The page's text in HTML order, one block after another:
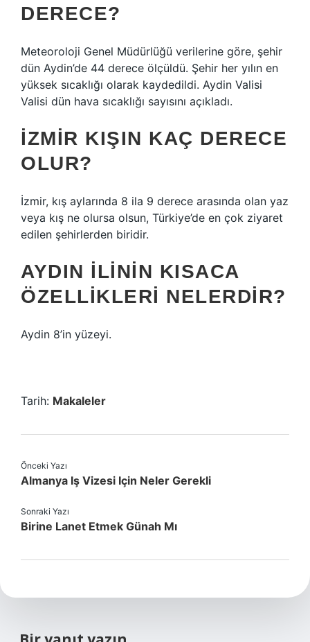
DERECE?
Meteoroloji Genel Müdürlüğü verilerine göre, şehir
dün Aydin’de 44 derece ölçüldü. Şehir her yılın en
yüksek sıcaklığı olarak kaydedildi. Aydin Valisi
Valisi dün hava sıcaklığı sayısını açıkladı.
İZMIR KIŞIN KAÇ DERECE
OLUR?
İzmir, kış aylarında 8 ila 9 derece arasında olan yaz
veya kış ne olursa olsun, Türkiye’de en çok ziyaret
edilen şehirlerden biridir.
AYDIN ILININ KISACA
ÖZELLIKLERI NELERDIR?
Aydin 8’in yüzeyi.
Tarih: Makaleler
Önceki Yazı
Almanya Iş Vizesi Için Neler Gerekli
Sonraki Yazı
Birine Lanet Etmek Günah Mı